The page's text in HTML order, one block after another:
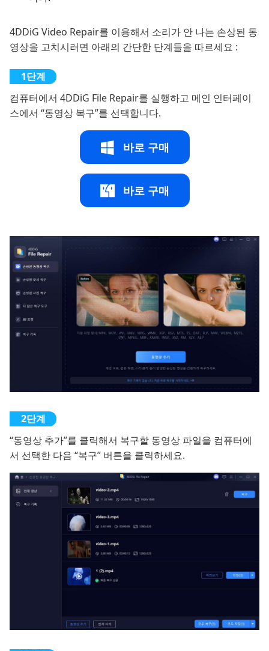
4DDiG Video Repair를 이용해서 소리가 안 나는 손상된 동
영상을 고치시러면 아래의 간단한 단계들을 따르세요 :
컴퓨터에서 4DDiG File Repair를 실행하고 메인 인터페이
스에서 “동영상 복구”를 선택합니다.
바로 구매
바로 구매
“동영상 추가”를 클릭해서 복구할 동영상 파일을 컴퓨터에
서 선택한 다음 “복구” 버튼을 클릭하세요.